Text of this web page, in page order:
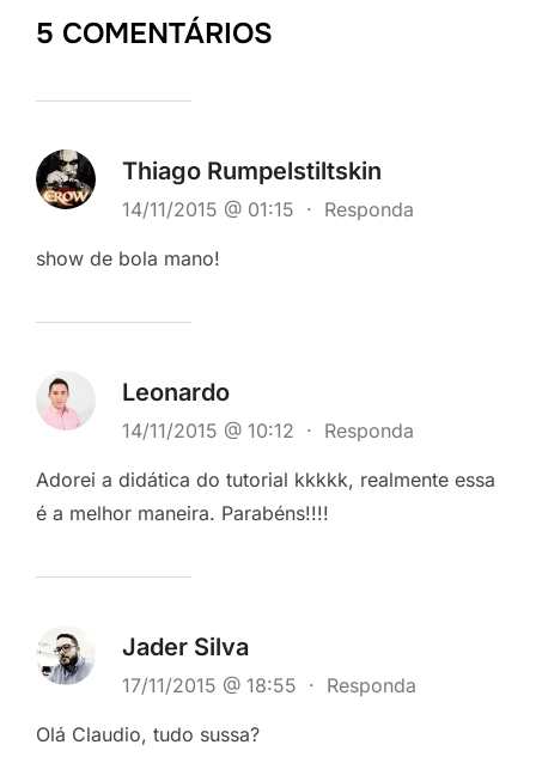
5 COMENTÁRIOS
Thiago Rumpelstiltskin
14/11/2015 @ 01:15 · Responda
show de bola mano!
Leonardo
14/11/2015 @ 10:12 · Responda
Adorei a didática do tutorial kkkkk, realmente essa
é a melhor maneira. Parabéns!!!!
Jader Silva
17/11/2015 @ 18:55 · Responda
Olá Claudio, tudo sussa?